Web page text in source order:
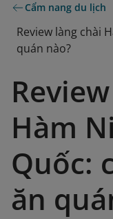
Cẩm nang du lịch
Review làng chài
quán nào?
Hàm
Quốc:
ăn